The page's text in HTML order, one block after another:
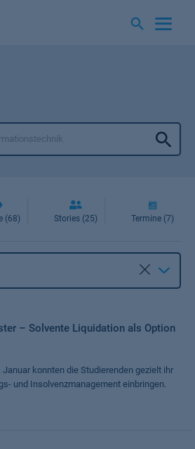
(68) Stories (25) Termine (7)
– Solvente Liquidation als Option
konnten die Studierenden gezielt ihr
und Insolvenzmanagement einbringen.